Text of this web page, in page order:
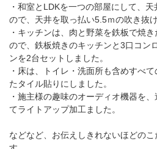
・和室とLDKを一つの部屋にして、
ので、天井を取っ払い5.5ｍの吹き抜
・キッチンは、肉と野菜を鉄板で焼
ので、鉄板焼きのキッチンと3口コ
ンを2台セットしました。
・床は、トイレ・洗面所も含めすべ
たタイル貼りにしました。
・施主様の趣味のオーディオ機器を
てライトアップ加工ました。
などなど、お伝えしきれないほどの